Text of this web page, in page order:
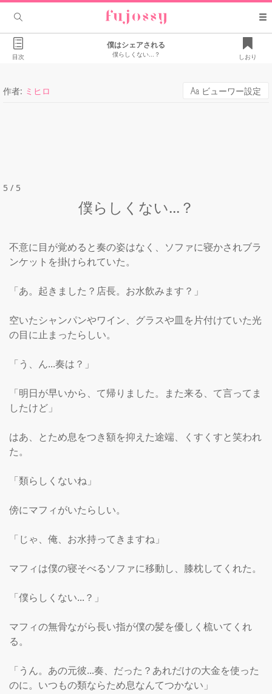
目次
僕はシェアされる
僕らしくない...？ しおり
作者: ミヒロ ビューワー設定
5 / 5
僕らしくない...？
不意に目が覚めると奏の姿はなく、ソファに寝かされブラ
ンケットを掛けられていた。
「あ。起きました？店長。お水飲みます？」
空いたシャンパンやワイン、グラスや皿を片付けていた光
の目に止まったらしい。
「う、ん...奏は？」
「明日が早いから、て帰りました。また来る、て言ってま
したけど」
はあ、とため息をつき額を抑えた途端、くすくすと笑われ
た。
「類らしくないね」
傍にマフィがいたらしい。
「じゃ、俺、お水持ってきますね」
マフィは僕の寝そべるソファに移動し、膝枕してくれた。
「僕らしくない...？」
マフィの無骨ながら長い指が僕の髪を優しく梳いてくれ
る。
「うん。あの元彼...奏、だった？あれだけの大金を使った
のに。いつもの類ならため息なんてつかない」